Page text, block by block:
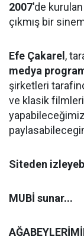
2007'de kurulan
çıkmış bir
Efe Çakarel ,
medya
şirketleri
ve klasik
Siteden
MUBİ sunar...